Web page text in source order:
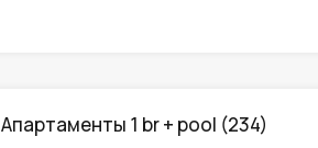
Апартаменты 1 br + pool (234)